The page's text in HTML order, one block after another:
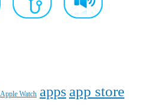
Apple Watch apps app store